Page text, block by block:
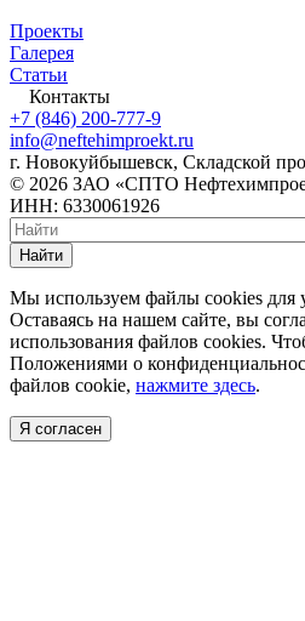
Проекты
Галерея
Статьи
Контакты
+7 (846) 200-777-9
info@neftehimproekt.ru
г. Новокуйбышевск, Складской
© 2026 ЗАО «СПТО
ИНН: 6330061926
Найти
Мы используем файлы cookies для
Оставаясь на нашем сайте, вы
использования файлов cookies.
Положениями о
файлов cookie, нажмите здесь.
Я согласен